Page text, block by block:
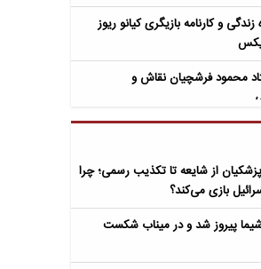
زندگی و کارنامه بازیگری کیانو ریوز
محمود فرشچیان نقاش و
معروفی نویسنده ایرانی و خالق رمان
از شایعه تا تکذیب رسمی؛ چرا
بازی می‌کند؟
پیروز شد و در میناب شکست